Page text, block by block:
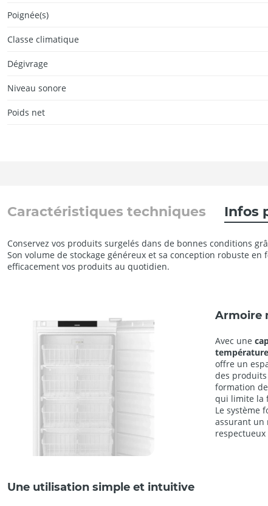
Poignée(s)
Classe climatique
Dégivrage
Niveau sonore
Poids net
Caractéristiques techniques Infos
Conservez vos produits surgelés dans de bonnes conditions
Son volume de stockage généreux et sa conception robuste
efficacement vos produits au quotidien.
Armoire
Avec une
température
offre un
des
formation
qui limite la
Le système
assurant un
respectueux
Une utilisation simple et intuitive